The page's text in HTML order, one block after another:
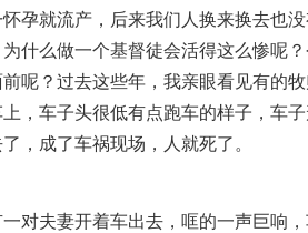
孕就流产，后来我们人换来换去也
什么做一个基督徒会活得这么惨呢
呢？过去这些年，我亲眼看见有的
，车子头很低有点跑车的样子，车
，成了车祸现场，人就死了。
一对夫妻开着车出去，哐的一声巨响